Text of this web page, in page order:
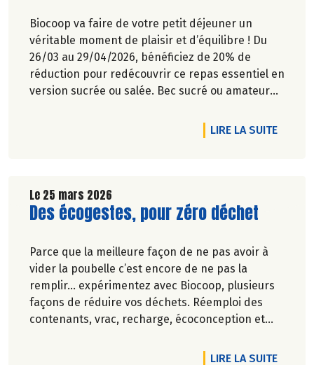
Biocoop va faire de votre petit déjeuner un
véritable moment de plaisir et d’équilibre ! Du
26/03 au 29/04/2026, bénéficiez de 20% de
réduction pour redécouvrir ce repas essentiel en
version sucrée ou salée. Bec sucré ou amateur
répondons à toutes les envies et tous les modes
de vie. Du choix, du goût, de la qualité… pour
LIRE LA SUITEDE
Le 25 mars 2026
Lire la suite de l'article
Des écogestes, pour zéro déchet
Parce que la meilleure façon de ne pas avoir à
vider la poubelle c’est encore de ne pas la
remplir… expérimentez avec Biocoop, plusieurs
façons de réduire vos déchets. Réemploi des
contenants, vrac, recharge, écoconception et
les fronts pour réduire vos poubelles !LIRE LA SUITEDE